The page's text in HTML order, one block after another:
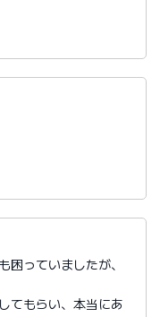
っていましたが、
てもらい、本当にあ